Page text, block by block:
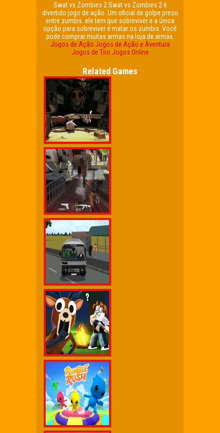
Swat vs Zombies 2:Swat vs Zombies 2 é
divertido jogo de ação .Um oficial de golpe preso
entre zumbis. ele tem que sobreviver e a única
opção para sobreviver é matar os zumbis. Você
pode comprar muitas armas na loja de armas.
Jogos de Ação Jogos de Ação e Aventura
Jogos de Tiro Jogos Online
Related Games